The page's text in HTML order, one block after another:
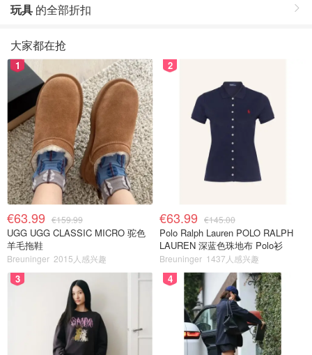
玩具 的全部折扣
大家都在抢
1
€63.99 €159.99
UGG UGG CLASSIC MICRO 驼色
羊毛拖鞋
Breuninger 2015人感兴趣
2
€63.99 €145.00
Polo Ralph Lauren POLO RALPH
LAUREN 深蓝色珠地布 Polo衫
Breuninger 1437人感兴趣
3 4